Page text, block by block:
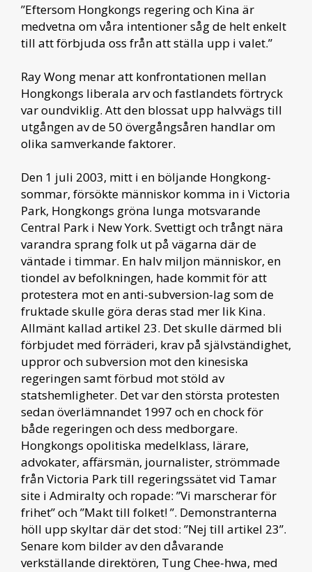
”Eftersom Hongkongs regering och Kina är
medvetna om våra intentioner såg de helt enkelt
till att förbjuda oss från att ställa upp i valet.”
Ray Wong menar att konfrontationen mellan
Hongkongs liberala arv och fastlandets förtryck
var oundviklig. Att den blossat upp halvvägs till
utgången av de 50 övergångsåren handlar om
olika samverkande faktorer.
Den 1 juli 2003, mitt i en böljande Hongkong-
sommar, försökte människor komma in i Victoria
Park, Hongkongs gröna lunga motsvarande
Central Park i New York. Svettigt och trångt nära
varandra sprang folk ut på vägarna där de
väntade i timmar. En halv miljon människor, en
tiondel av befolkningen, hade kommit för att
protestera mot en anti-subversion-lag som de
fruktade skulle göra deras stad mer lik Kina.
Allmänt kallad artikel 23. Det skulle därmed bli
förbjudet med förräderi, krav på självständighet,
uppror och subversion mot den kinesiska
regeringen samt förbud mot stöld av
statshemligheter. Det var den största protesten
sedan överlämnandet 1997 och en chock för
både regeringen och dess medborgare.
Hongkongs opolitiska medelklass, lärare,
advokater, affärsmän, journalister, strömmade
från Victoria Park till regeringssätet vid Tamar
site i Admiralty och ropade: ”Vi marscherar för
frihet” och ”Makt till folket! ”. Demonstranterna
höll upp skyltar där det stod: ”Nej till artikel 23”.
Senare kom bilder av den dåvarande
verkställande direktören, Tung Chee-hwa, med